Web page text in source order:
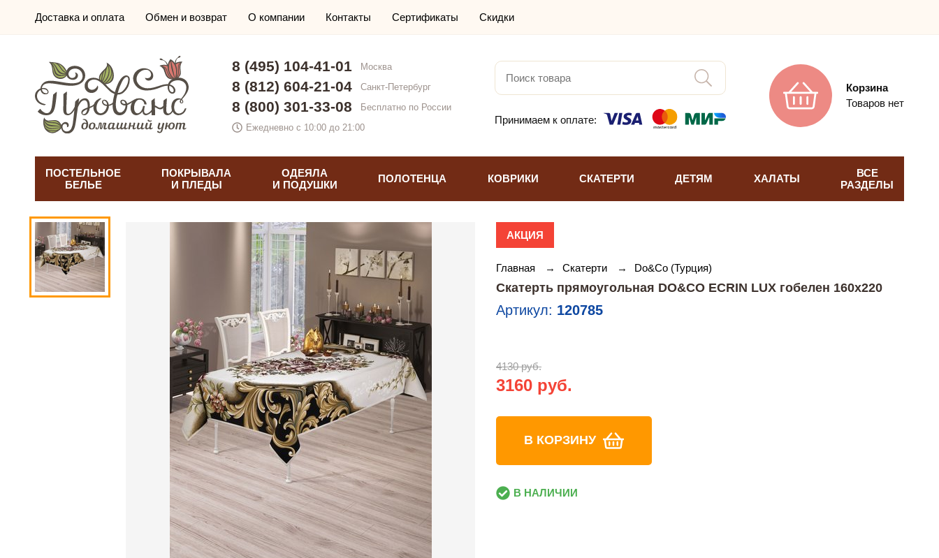
Доставка и оплата Обмен и возврат О компании Контакты Сертификаты Скидки
8 (495) 104-41-01 Москва
8 (812) 604-21-04 Санкт-Петербург
8 (800) 301-33-08
Бесплатно по России
Ежедневно с 10:00 до 21:00
Принимаем к оплате:
Корзина
Товаров нет
ПОСТЕЛЬНОЕ
БЕЛЬЕ
ПОКРЫВАЛА
И ПЛЕДЫ
ОДЕЯЛА
И ПОДУШКИ
ПОЛОТЕНЦА КОВРИКИ СКАТЕРТИ ДЕТЯМ ХАЛАТЫ
ВСЕ
РАЗДЕЛЫ
АКЦИЯ
Главная → Скатерти → Do&Co (Турция)
Скатерть прямоугольная DO&CO ECRIN LUX гобелен 160х220
Артикул: 120785
4130 руб.
3160 руб.
В КОРЗИНУ
В НАЛИЧИИ